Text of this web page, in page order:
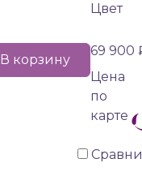
В корзину
Цвет
69 900
Цена
по
карте